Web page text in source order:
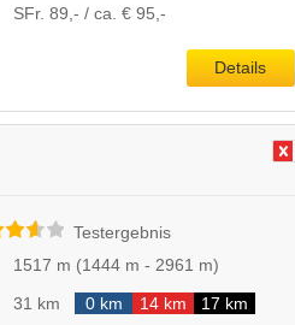
SFr. 89,- / ca. € 95,-
Details
Testergebnis
1517 m (1444 m - 2961 m)
31 km
0 km 14 km 17 km